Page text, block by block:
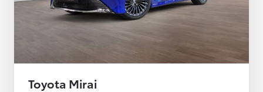
Toyota Mirai